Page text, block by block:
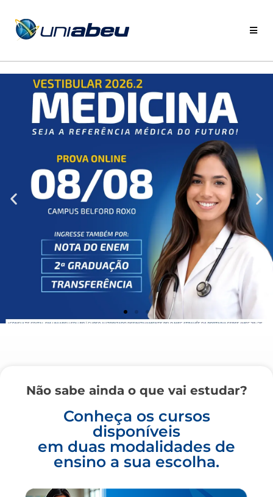
Não sabe ainda o que vai estudar?
Conheça os cursos
disponíveis
em duas modalidades de
ensino a sua escolha.